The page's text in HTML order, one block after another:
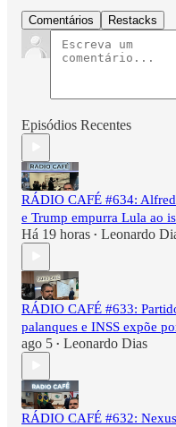
Comentários Restacks
Episódios Recentes
RÁDIO CAFÉ #634:
e Trump empurra Lula ao
Há 19 horas • Leonardo
RÁDIO CAFÉ #633:
palanques e INSS expõe
ago 5 • Leonardo Dias
RÁDIO CAFÉ #632: